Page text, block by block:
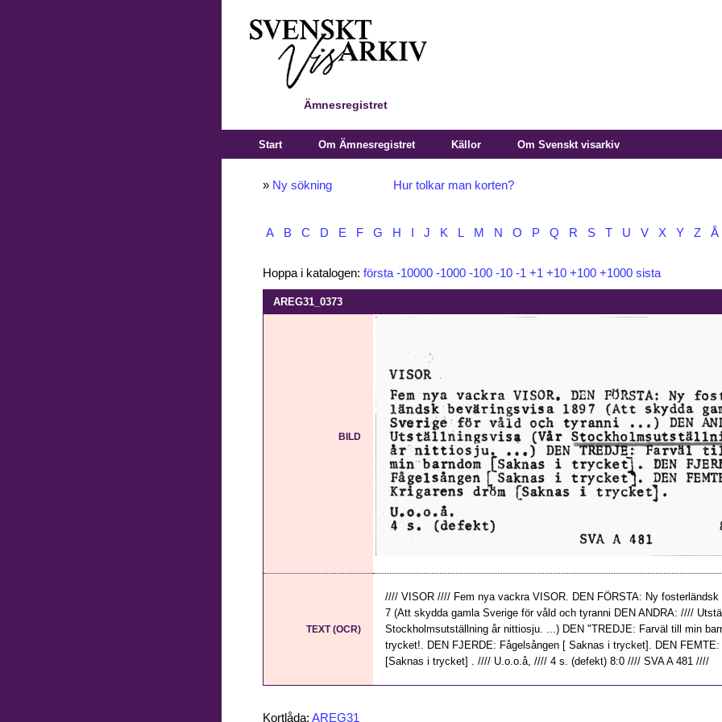
Ämnesregistret
Start Om Ämnesregistret Källor Om Svenskt visarkiv
» Ny sökning Hur tolkar man korten?
A B C D E F G H J K L M N O P Q R S T U V X Y Z Å
Hoppa i katalogen: första -10000 -1000 -100 -10 -1 +1 +10 +100 +1000 sista
AREG31_0373
BILD
TEXT (OCR)
//// VISOR //// Fem nya vackra VISOR. DEN FÖRSTA: Ny fosterländsk
7 (Att skydda gamla Sverige för våld och tyranni DEN ANDRA: ////
Stockholmsutställning år nittiosju. ...) DEN "TREDJE: Farväl till min
trycket!. DEN FJERDE: Fågelsången [ Saknas i trycket]. DEN FEMTE:
[Saknas i trycket] . //// U.o.o.å, //// 4 s. (defekt) 8:0 //// SVA A 481 ////
Kortlåda: AREG31